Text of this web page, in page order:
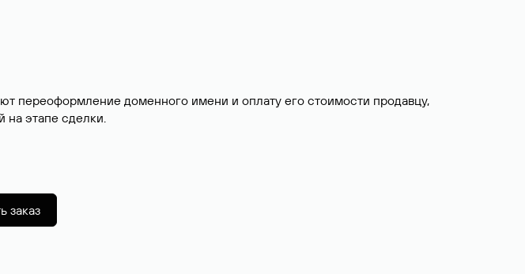
переоформление доменного имени и оплату его стоимости продавцу,
на этапе сделки.
заказ